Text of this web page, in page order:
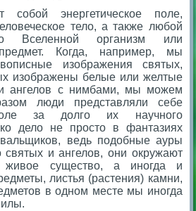
собой энергетическое поле,
тело, а также любой
Вселенной организм или
Когда, например, мы
изображения святых,
изображены белые или желтые
ангелов с нимбами, мы можем
люди представляли себе
поле за долго их научного
дело не просто в фантазиях
ведь подобные ауры
святых и ангелов, они окружают
живое существо, а иногда и
листья (растения) камни,
в одном месте мы иногда